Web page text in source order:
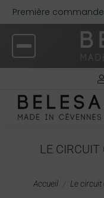
Première commande
LE CIRCUIT
Vous êtes ici :
Accueil Le